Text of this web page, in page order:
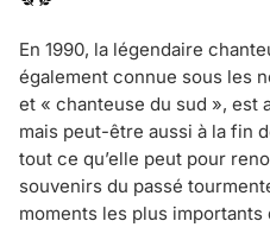
En 1990, la légendaire
également connue sous les
et « chanteuse du sud », est
mais peut-être aussi à la fin
tout ce qu’elle peut pour
souvenirs du passé
moments les plus